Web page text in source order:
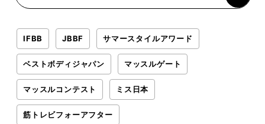
IFBB JBBF サマースタイルアワード
ベストボディジャパン マッスルゲート
マッスルコンテスト ミス日本
筋トレビフォーアフター